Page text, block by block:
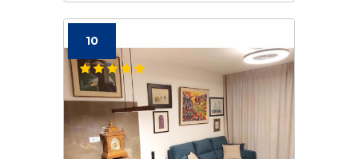
10